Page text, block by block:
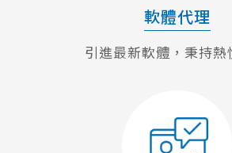
軟體代理
引進最新軟體，秉持熱